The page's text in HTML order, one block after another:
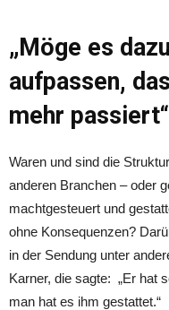
„Möge es
aufpassen,
mehr passiert“
Waren und sind die
anderen Branchen – oder
machtgesteuert und
ohne Konsequenzen?
in der Sendung unter
Karner, die sagte: „Er hat
man hat es ihm gestattet.“